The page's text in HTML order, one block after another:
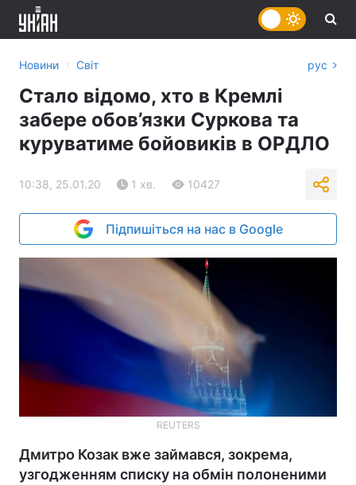
Новини › Світ рус
Стало відомо, хто в Кремлі
забере обов’язки Суркова та
куруватиме бойовиків в ОРДЛО
10:38, 25.01.20 1 хв. 10427
Підпишіться на нас в Google
REUTERS
Дмитро Козак вже займався, зокрема,
узгодженням списку на обмін полоненими